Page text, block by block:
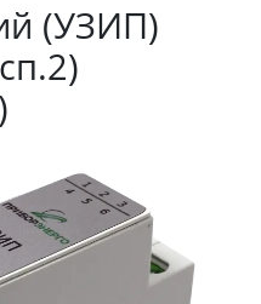
(УЗИП)